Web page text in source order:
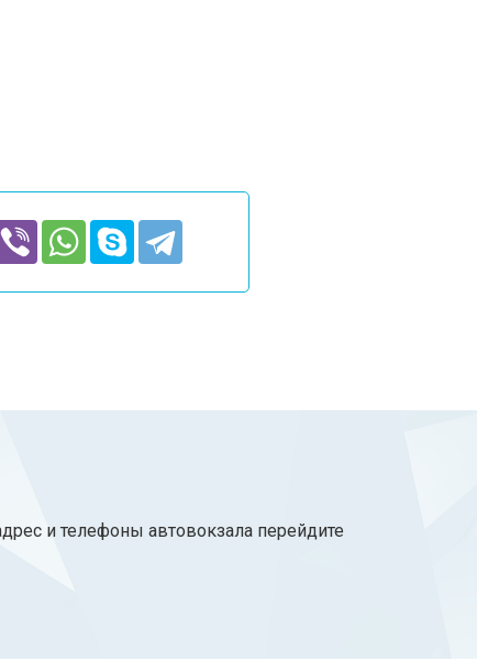
и телефоны автовокзала перейдите